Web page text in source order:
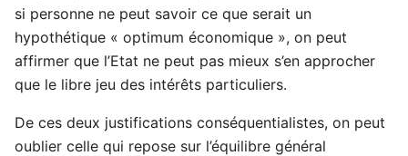
si personne ne peut savoir ce que serait un
hypothétique « optimum économique », on peut
affirmer que l’Etat ne peut pas mieux s’en approcher
que le libre jeu des intérêts particuliers.
De ces deux justifications conséquentialistes, on peut
oublier celle qui repose sur l’équilibre général